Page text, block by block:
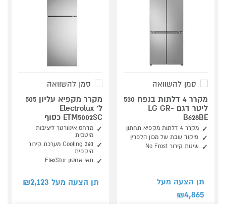
סמן להשוואה
מקרר 4 דלתות בנפח 530
ליטר דגם LG GR-
B628BE
מקרר 4 דלתות מקפיא תחתון
פיקוד שבת של מכון הלפרין
שיטת קירור No Frost
תן הצעה מעל
₪4,865
סמן להשוואה
מקרר מקפיא עליון 505
ל' Electrolux
ETM5002SC כסוף
מדחס אינוורטר ליציבות
מיטבית
360 Cooling מערכת קירור
היקפית
תאי אחסון FlexStor
תן הצעה מעל ₪ 2,123